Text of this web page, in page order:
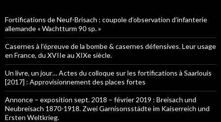
Fortifications de Neuf-Brisach : coupole d’observation d’infanterie
allemande « Wachtturm 90 sp. »
Casernes à l’épreuve de la bombe & casernes défensives. Leur usage
en France, du XVIIe au XIXe siècle.
Un livre, un jour… Actes du colloque sur les fortifications à Saarlouis
[2017] : Approvisionnement des places fortes
Annonce – exposition sept. 2018 – février 2019 : Breisach und
Neubreisach 1870-1918. Zwei Garnisonsstädte im Kaiserreich und
Ersten Weltkrieg.